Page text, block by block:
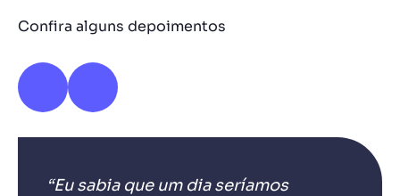
Confira alguns depoimentos
“Eu sabia que um dia seríamos